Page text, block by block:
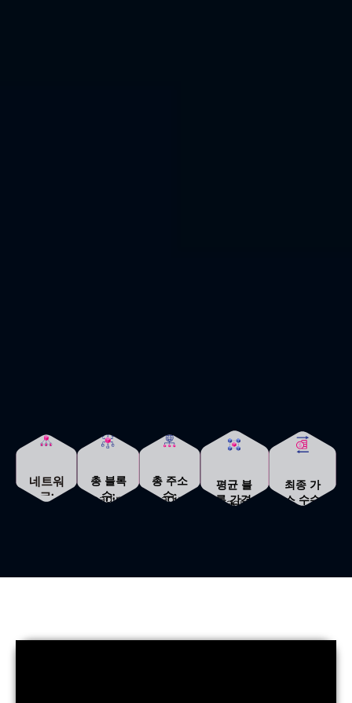
네트워
크:
총 블록
수:
Loading...
총 주소
수:
Loading...
평균 블
록 간격:
Loading...
최종 가
스 수수